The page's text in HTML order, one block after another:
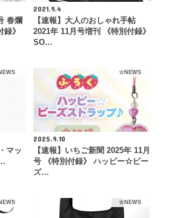
春爛
》
2021.9.4
【速報】大人のおしゃれ手帖
2021年 11月号増刊 《特別付録》
SO…
マッ
☆NEWS
2025.9.10
【速報】いちご新聞 2025年 11月
号 《特別付録》 ハッピー☆ビー
ズ…
☆NEWS